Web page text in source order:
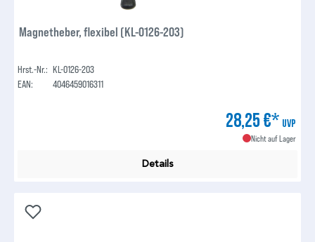
Magnetheber, flexibel (KL-0126-203)
Hrst.-Nr.: KL-0126-203
EAN:
4046459016311
28,25 €* UVP
Nicht auf Lager
Details